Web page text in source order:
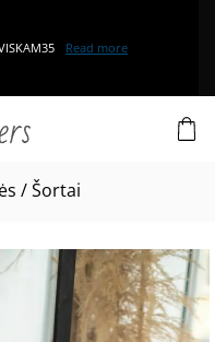
Read more
/ Šortai